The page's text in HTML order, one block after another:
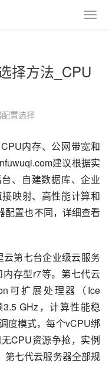
择方法_CPU
置选择
内存、公网带宽和
建议根据实
、自建数据库、企业
映射、高性能计算和
第七台企业级云服务
存型r7等。第七代云
可扩展处理器（Ice
GHz，计算性能稳
度模式，每个vCPU绑
CPU资源争抢，实例
第七代云服务器全部规